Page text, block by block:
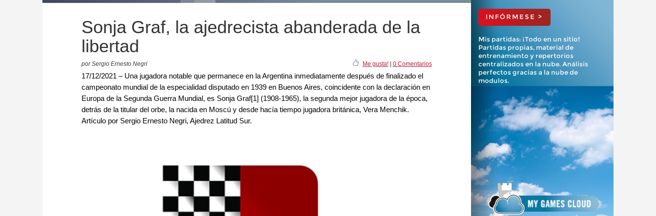
Sonja Graf, la ajedrecista abanderada de la
libertad
por Sergio Ernesto Negri Me gusta!| 0 Comentarios
17/12/2021 – Una jugadora notable que permanece en la Argentina inmediatamente después de finalizado el
campeonato mundial de la especialidad disputado en 1939 en Buenos Aires, coincidente con la declaración en
Europa de la Segunda Guerra Mundial, es Sonja Graf[1] (1908-1965), la segunda mejor jugadora de la época,
detrás de la titular del orbe, la nacida en Moscú y desde hacía tiempo jugadora británica, Vera Menchik.
Artículo por Sergio Ernesto Negri, Ajedrez Latitud Sur.
INFÓRMESE >
Mis partidas: ¡Todo en un sitio!
Partidas propias, material de
entrenamiento y repertorios
centralizados en la nube. Análisis
perfectos gracias a la nube de
modulos.